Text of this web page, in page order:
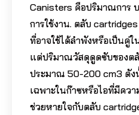
Canisters คือปริมาณการ
การใช้งาน. ตลับ
ที่อาจใช้ได้ลำพังหรือเป็นคู่
แต่ปริมาณวัสดุดูดซับของต
ประมาณ 50-200 cm3 ดัง
เฉพาะในก๊าซหรือไอที่มีคว
ช่วยหายใจกับตลับ